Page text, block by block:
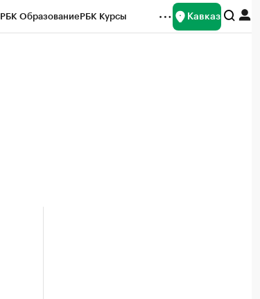
РБК ОбразованиеРБК Курсы Кавказ